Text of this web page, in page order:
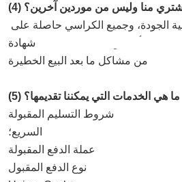
تشتري منا وليس من موردين آخرين؟
شهادة Bifma، ونقدم ضمانًا لمدة 5 سنوات. يمكننا أن نقول 0 حالة
(5) ما هي الخدمات التي يمكننا تقديمها؟
شروط التسليم المقبولة: FOB، CFR، CIF، EXW، CIP، التسليم
السريع؛
نوع الدفع المقبول: T/T، L/C، D/P D/A، MoneyGram، Western